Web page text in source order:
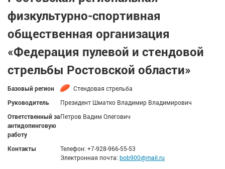
физкультурно-спортивная
общественная организация
«Федерация пулевой и стендовой
стрельбы Ростовской области»
Базовый регион
Стендовая стрельба
Руководитель
Президент Шматко Владимир Владимирович
Ответственный за
антидопинговую
работу
Петров Вадим Олегович
Контакты
Телефон: +7-928-966-55-53
Электронная почта: bob900@mail.ru